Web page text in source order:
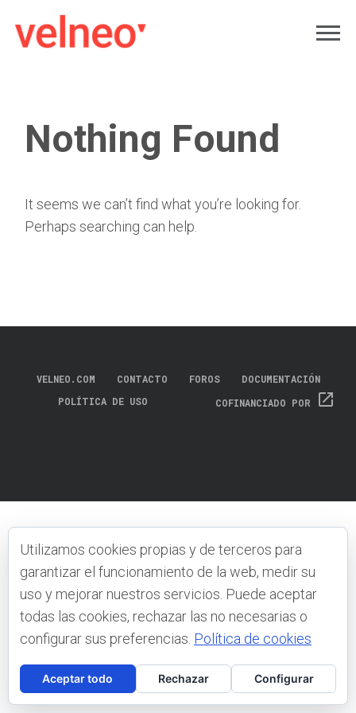
Nothing Found
It seems we can’t find what you’re looking for.
Perhaps searching can help.
VELNEO.COM CONTACTO FOROS
DOCUMENTACIÓN
POLÍTICA DE USO
COFINANCIADO POR open_in_new
Utilizamos cookies propias y de terceros para
garantizar el funcionamiento de la web, medir su
uso y mejorar nuestros servicios. Puede aceptar
todas las cookies, rechazar las no necesarias o
configurar sus preferencias. Política de cookies
Aceptar todo Rechazar Configurar